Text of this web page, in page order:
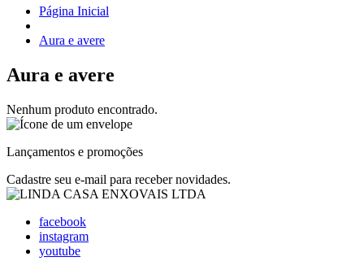
Página Inicial
Aura e avere
Aura e avere
Nenhum produto encontrado.
Lançamentos e promoções
Cadastre seu e-mail para receber novidades.
facebook
instagram
youtube